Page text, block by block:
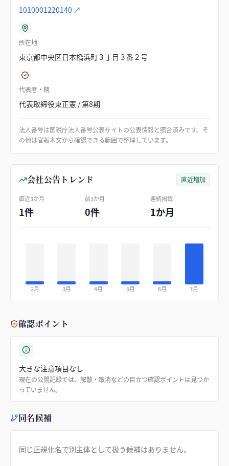
1010001220140 ↗
所在地
東京都中央区日本橋浜町３丁目３番２号
代表者・期
代表取締役東正憲 / 第8期
法人番号は国税庁法人番号公表サイトの公表情報と照合済みです。そ
の他は官報本文から確認できる範囲で整理しています。
会社公告トレンド 直近増加
直近3か月
1件
前3か月
0件
連続掲載
1か月
2月 3月 4月 5月 6月 7月
確認ポイント
大きな注意項目なし
現在の公開記録では、解散・取消などの目立つ確認ポイントは見つか
っていません。
同名候補
同じ正規化名で別主体として扱う候補はありません。